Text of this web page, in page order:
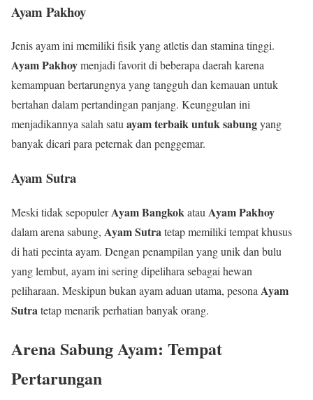
Ayam Pakhoy
Jenis ayam ini memiliki fisik yang atletis dan stamina tinggi.
Ayam Pakhoymenjadi favorit di beberapa daerah karena
kemampuan bertarungnya yang tangguh dan kemauan untuk
bertahan dalam pertandingan panjang. Keunggulan ini
menjadikannya salah satuayam terbaik untuk sabungyang
banyak dicari para peternak dan penggemar.
Ayam Sutra
Meski tidak sepopulerAyam Bangkokatau Ayam Pakhoy
dalam arena sabung, Ayam Sutratetap memiliki tempat khusus
di hati pecinta ayam. Dengan penampilan yang unik dan bulu
yang lembut, ayam ini sering dipelihara sebagai hewan
peliharaan. Meskipun bukan ayam aduan utama, pesona Ayam
Sutratetap menarik perhatian banyak orang.
Arena Sabung Ayam: Tempat
Pertarungan